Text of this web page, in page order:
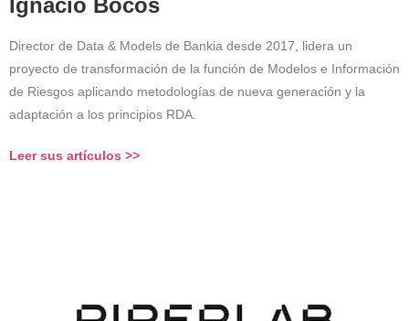
Director de Data & Models de Bankia desde 2017, lidera un
proyecto de transformación de la función de Modelos e Información
de Riesgos aplicando metodologías de nueva generación y la
adaptación a los principios RDA.
Leer sus artículos >>